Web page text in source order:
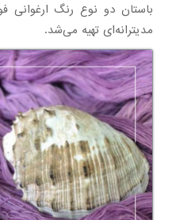
باستان دو نوع رنگ ارغوانی
مدیترانه‌ای تهیه می‌شد.